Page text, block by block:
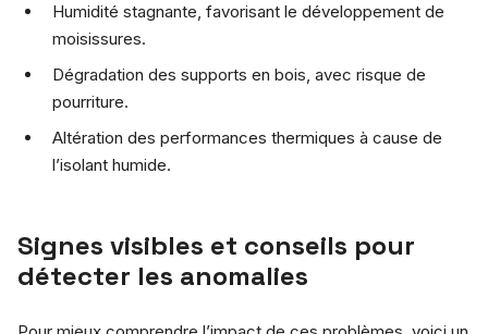
Humidité stagnante, favorisant le développement de
moisissures.
Dégradation des supports en bois, avec risque de
pourriture.
Altération des performances thermiques à cause de
l’isolant humide.
Signes visibles et conseils pour
détecter les anomalies